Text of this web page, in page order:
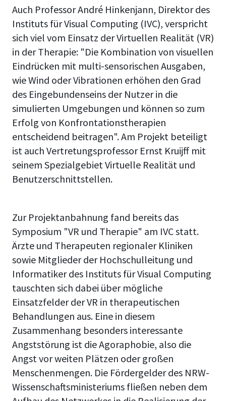
Auch Professor André Hinkenjann, Direktor des
Instituts für Visual Computing (IVC), verspricht
sich viel vom Einsatz der Virtuellen Realität (VR)
in der Therapie: "Die Kombination von visuellen
Eindrücken mit multi-sensorischen Ausgaben,
wie Wind oder Vibrationen erhöhen den Grad
des Eingebundenseins der Nutzer in die
simulierten Umgebungen und können so zum
Erfolg von Konfrontationstherapien
entscheidend beitragen". Am Projekt beteiligt
ist auch Vertretungsprofessor Ernst Kruijff mit
seinem Spezialgebiet Virtuelle Realität und
Benutzerschnittstellen.
Zur Projektanbahnung fand bereits das
Symposium "VR und Therapie" am IVC statt.
Ärzte und Therapeuten regionaler Kliniken
sowie Mitglieder der Hochschulleitung und
Informatiker des Instituts für Visual Computing
tauschten sich dabei über mögliche
Einsatzfelder der VR in therapeutischen
Behandlungen aus. Eine in diesem
Zusammenhang besonders interessante
Angststörung ist die Agoraphobie, also die
Angst vor weiten Plätzen oder großen
Menschenmengen. Die Fördergelder des NRW-
Wissenschaftsministeriums fließen neben dem